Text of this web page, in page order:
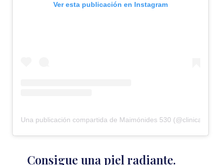
Ver esta publicación en Instagram
Una publicación compartida de Maimónides 530
Consigue una piel radiante.